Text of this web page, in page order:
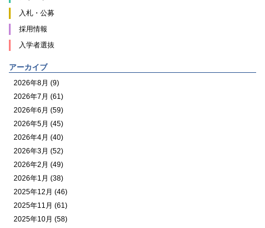
入札・公募
採用情報
入学者選抜
アーカイブ
2026年8月 (9)
2026年7月 (61)
2026年6月 (59)
2026年5月 (45)
2026年4月 (40)
2026年3月 (52)
2026年2月 (49)
2026年1月 (38)
2025年12月 (46)
2025年11月 (61)
2025年10月 (58)